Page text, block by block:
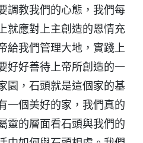
教我們的心態，我們每
就應對上主創造的恩情充
給我們管理大地，實踐上
好好善待上帝所創造的一
園，石頭就是這個家的基
一個美好的家，我們真的
靈的層面看石頭與我們的